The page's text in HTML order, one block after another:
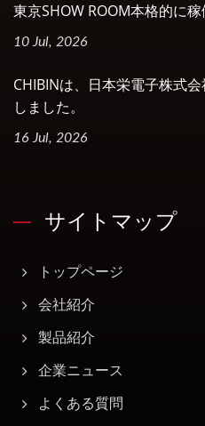
東京SHOW ROOM本格的に稼
10 Jul, 2026
CHIBINは、日本栄電子株式
しました。
16 Jul, 2026
サイトマップ
トップページ
会社紹介
製品紹介
企業ニュース
よくある質問